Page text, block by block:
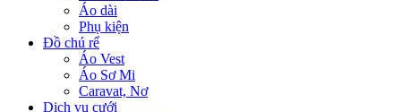
Áo dài
Phụ kiện
Đồ chú rể
Áo Vest
Áo Sơ Mi
Caravat, Nơ
Dịch vụ cưới